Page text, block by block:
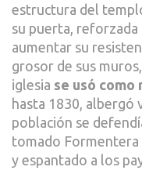
estructura del
su puerta, reforzada
aumentar su
grosor de sus
iglesia se usó como
hasta 1830, albergó
población se
tomado
y espantado a los